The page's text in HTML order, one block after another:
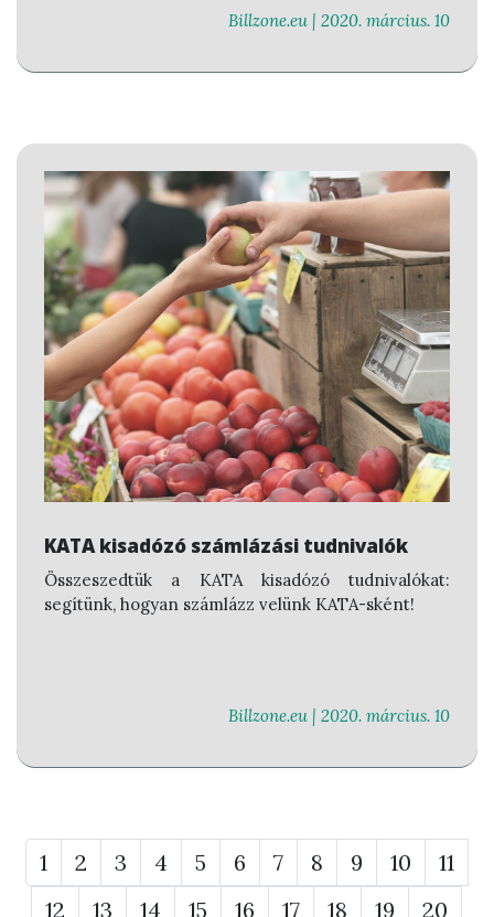
Billzone.eu | 2020. március. 10
KATA kisadózó számlázási tudnivalók
Összeszedtük a KATA kisadózó tudnivalókat:
segítünk, hogyan számlázz velünk KATA-sként!
Billzone.eu | 2020. március. 10
1 2 3 4 5 6 7 8 9 10
11
12
13 14 15 16 17 18 19 20